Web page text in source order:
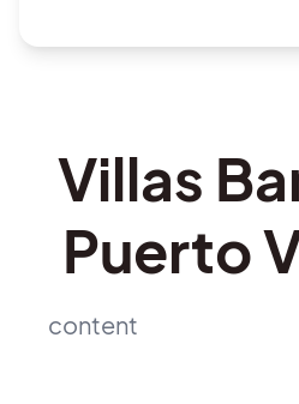
Villas
Puerto
content